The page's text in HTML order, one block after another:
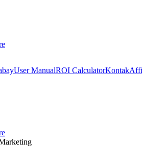
User ManualROI CalculatorKontak